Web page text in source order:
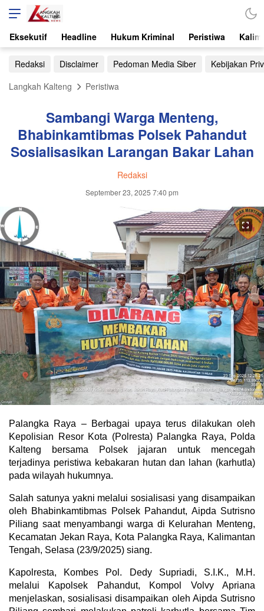
Eksekutif Headline Hukum Kriminal Peristiwa
Redaksi Disclaimer Pedoman Media Siber
Kebijakan
Langkah Kalteng
Peristiwa
Sambangi Warga Menteng,
Bhabinkamtibmas Polsek Pahandut
Sosialisasikan Larangan Bakar Lahan
Redaksi
September 23, 2025 7:40 pm
Palangka Raya – Berbagai upaya terus dilakukan oleh
Kepolisian Resor Kota (Polresta) Palangka Raya, Polda
Kalteng bersama Polsek jajaran untuk mencegah
terjadinya peristiwa kebakaran hutan dan lahan (karhutla)
pada wilayah hukumnya.
Salah satunya yakni melalui sosialisasi yang disampaikan
oleh Bhabinkamtibmas Polsek Pahandut, Aipda Sutrisno
Piliang saat menyambangi warga di Kelurahan Menteng,
Kecamatan Jekan Raya, Kota Palangka Raya, Kalimantan
Tengah, Selasa (23/9/2025) siang.
Kapolresta, Kombes Pol. Dedy Supriadi, S.I.K., M.H.
melalui Kapolsek Pahandut, Kompol Volvy Apriana
menjelaskan, sosialisasi disampaikan oleh Aipda Sutrisno